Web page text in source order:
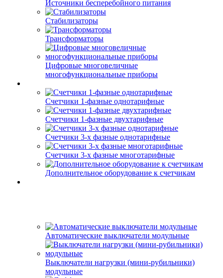
Источники бесперебойного питания
Стабилизаторы
Трансформаторы
Цифровые многовеличные
многофункциональные приборы
Счетчики 1-фазные однотарифные
Счетчики 1-фазные двухтарифные
Счетчики 3-х фазные однотарифные
Счетчики 3-х фазные многотарифные
Дополнительное оборудование к счетчикам
Автоматические выключатели модульные
Выключатели нагрузки (мини-рубильники)
модульные